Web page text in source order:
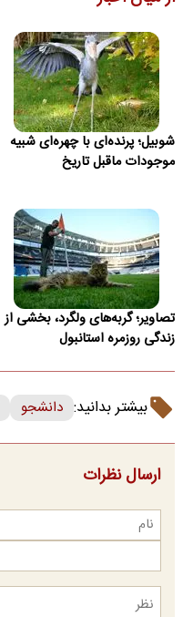
شوبیل؛ پرنده‌ای با چهره‌ای شبیه
موجودات ماقبل تاریخ
تصاویر؛ گربه‌های ولگرد، بخشی از
زندگی روزمره استانبول
بیشتر بدانید: دانشجو
ارسال نظرات